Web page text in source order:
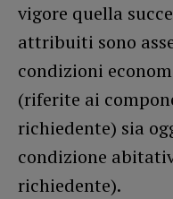
vigore quella
attribuiti sono
condizioni
(riferite ai
richiedente) sia
condizione
richiedente).